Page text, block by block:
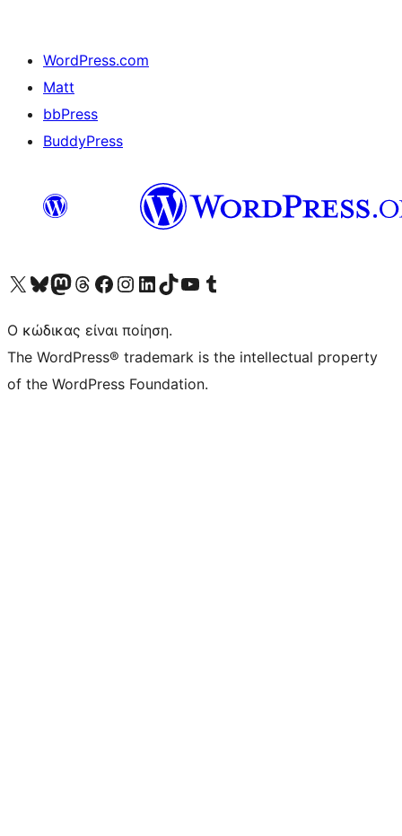
WordPress.com
Matt
bbPress
BuddyPress
Visit our X (formerly Twitter) account
Visit our Bluesky account
Επισκεφθείτε τον λογαριασμό μας στο Mastodon
Visit our Threads account
Επισκεφτείτε τη σελίδα μας στο Facebook
Επισκεφθείτε τον λογαριασμό μας Instagram
Επισκεφθείτε τον λογαριασμό μας LinkedIn
Visit our TikTok account
Visit our YouTube channel
Visit our Tumblr account
Ο κώδικας είναι ποίηση.
The WordPress® trademark is the intellectual property
of the WordPress Foundation.